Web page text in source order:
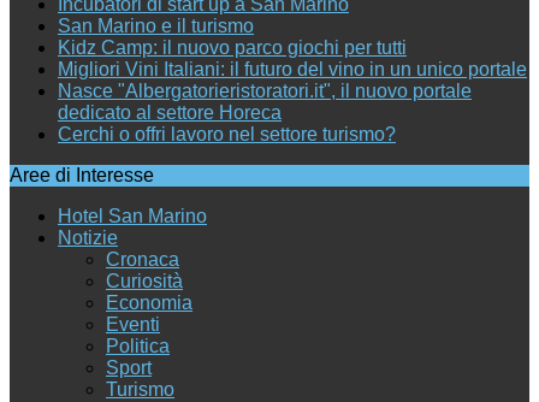
Incubatori di start up a San Marino
San Marino e il turismo
Kidz Camp: il nuovo parco giochi per tutti
Migliori Vini Italiani: il futuro del vino in un unico portale
Nasce "Albergatorieristoratori.it", il nuovo portale
dedicato al settore Horeca
Cerchi o offri lavoro nel settore turismo?
Aree di Interesse
Hotel San Marino
Notizie
Cronaca
Curiosità
Economia
Eventi
Politica
Sport
Turismo